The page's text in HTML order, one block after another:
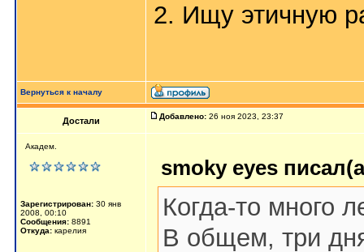
2. Ищу этичную
Вернуться к началу
Достали Добавлено: 26 ноя 2023, 23:37
Академ.
Зарегистрирован: 30 янв
2008, 00:10
Сообщения: 8891
Откуда: карелия
smoky eyes
Когда-то много
В общем, три